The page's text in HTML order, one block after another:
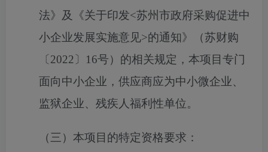
法》及《关于印发<苏州市政府采购促进中
小企业发展实施意见>的通知》（苏财购
〔2022〕16号）的相关规定，本项目专门
面向中小企业，供应商应为中小微企业、
监狱企业、残疾人福利性单位。
（三）本项目的特定资格要求：